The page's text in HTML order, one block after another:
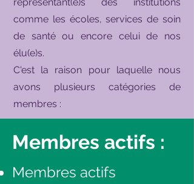
comme les écoles, services de soin
de santé ou encore celui de nos
élu(e)s.
C'est la raison pour laquelle nous
avons plusieurs catégories de
membres :
Membres actifs :
Membres actifs